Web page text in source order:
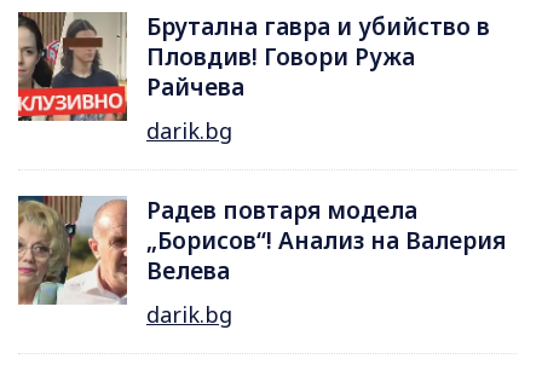
Брутална гавра и убийство в
Пловдив! Говори Ружа
Райчева
darik.bg
Радев повтаря модела
„Борисов“! Анализ на Валерия
Велева
darik.bg